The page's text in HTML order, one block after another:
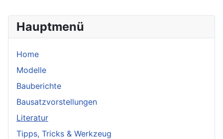
Hauptmenü
Home
Modelle
Bauberichte
Bausatzvorstellungen
Literatur
Tipps, Tricks & Werkzeug